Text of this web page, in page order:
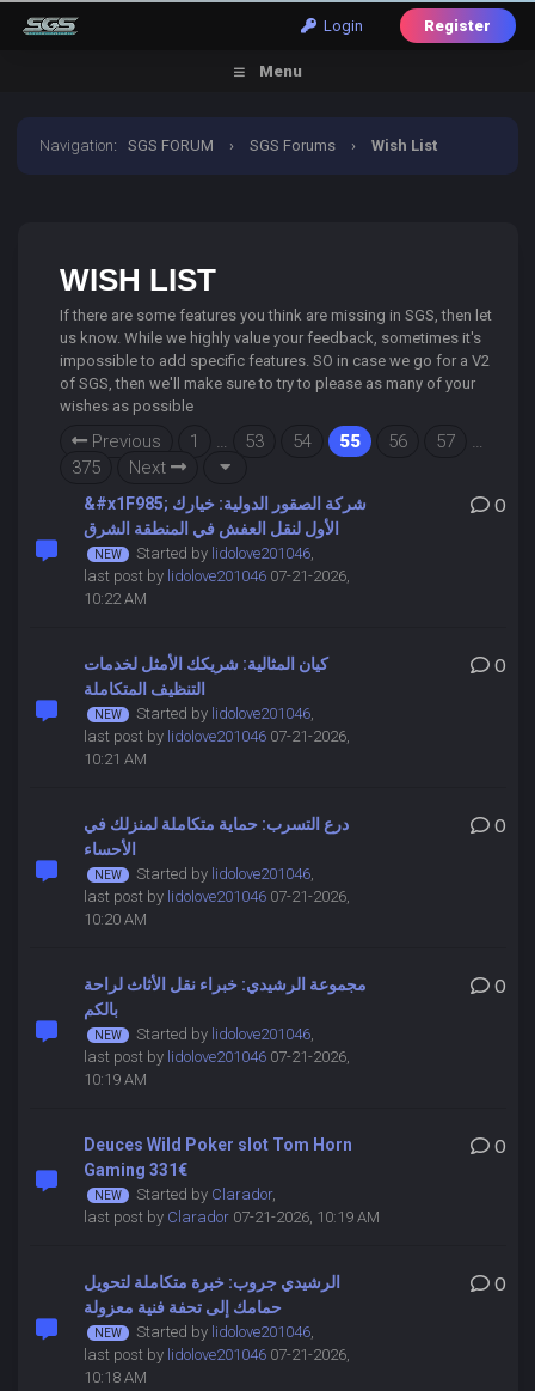
Login Register
Menu
Navigation:SGS FORUM › SGS Forums › Wish List
WISH LIST
If there are some features you think are missing in SGS, then let
us know. While we highly value your feedback, sometimes it's
impossible to add specific features. SO in case we go for a V2
of SGS, then we'll make sure to try to please as many of your
wishes as possible
Previous 1 … 53 54 55 56 57
…
375
Next
&#x1F985; شركة الصقور الدولية: خيارك
الأول لنقل العفش في المنطقة الشرق
Started by lidolove201046,
last post by lidolove20104607-21-2026,
10:22 AM
0
كيان المثالية: شريكك الأمثل لخدمات
التنظيف المتكاملة
Started by lidolove201046,
last post by lidolove20104607-21-2026,
10:21 AM
0
درع التسرب: حماية متكاملة لمنزلك في
الأحساء
Started by lidolove201046,
last post by lidolove20104607-21-2026,
10:20 AM
0
مجموعة الرشيدي: خبراء نقل الأثاث لراحة
بالكم
Started by lidolove201046,
last post by lidolove20104607-21-2026,
10:19 AM
0
Deuces Wild Poker slot Tom Horn
Gaming 331€
Started by Clarador,
last post by Clarador07-21-2026, 10:19 AM
0
الرشيدي جروب: خبرة متكاملة لتحويل
حمامك إلى تحفة فنية معزولة
Started by lidolove201046,
last post by lidolove20104607-21-2026,
10:18 AM
0